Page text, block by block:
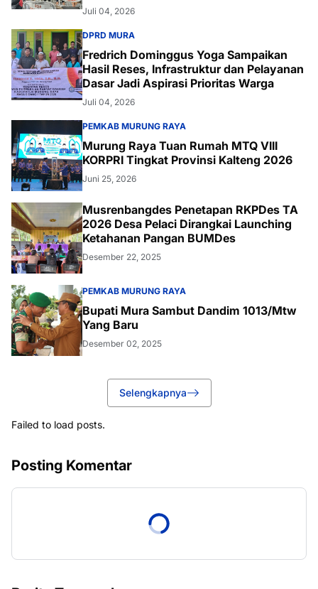
Juli 04, 2026
DPRD MURA
Fredrich Dominggus Yoga Sampaikan
Hasil Reses, Infrastruktur dan Pelayanan
Dasar Jadi Aspirasi Prioritas Warga
Juli 04, 2026
PEMKAB MURUNG RAYA
Murung Raya Tuan Rumah MTQ VIII
KORPRI Tingkat Provinsi Kalteng 2026
Juni 25, 2026
Musrenbangdes Penetapan RKPDes TA
2026 Desa Pelaci Dirangkai Launching
Ketahanan Pangan BUMDes
Desember 22, 2025
PEMKAB MURUNG RAYA
Bupati Mura Sambut Dandim 1013/Mtw
Yang Baru
Desember 02, 2025
Selengkapnya
Failed to load posts.
Posting Komentar